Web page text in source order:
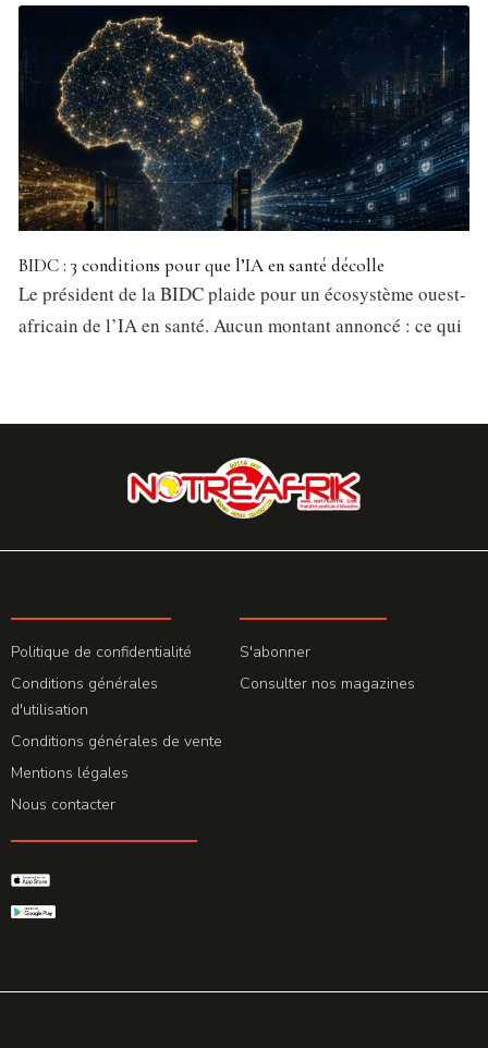
BIDC : 3 conditions pour que l’IA en santé décolle
Le président de la BIDC plaide pour un écosystème ouest-
africain de l’IA en santé. Aucun montant annoncé : ce qui
Politique de confidentialité
Conditions générales
d'utilisation
Conditions générales de vente
Mentions légales
Nous contacter
S'abonner
Consulter nos magazines